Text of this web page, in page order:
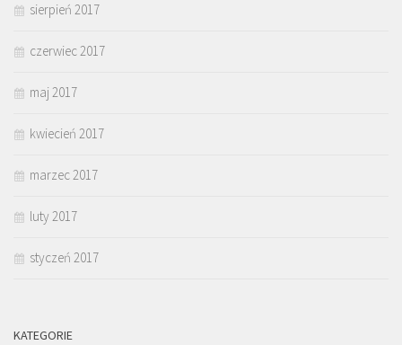
sierpień 2017
czerwiec 2017
maj 2017
kwiecień 2017
marzec 2017
luty 2017
styczeń 2017
KATEGORIE